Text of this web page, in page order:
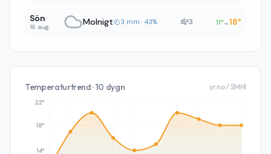
Sön
16 aug. Molnigt 3 mm · 43% 3 11°→18°
Temperaturtrend · 10 dygn yr.no / SMHI
14°
18°
22°